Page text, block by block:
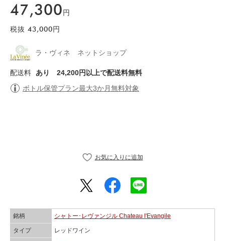
47,300 円
税抜 43,000 円
ラ・ヴィネ ネットショップ
配送料 あり
24,200円以上で配送料無料
ボトル保管プラン最大3か月無料対象
銘柄 シャトー･レヴァンジル Chateau l'Evangile
タイプ レッドワイン